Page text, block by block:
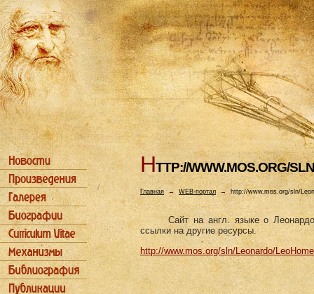
HTTP://WWW.MOS.ORG/
Главная→ WEB-портал → http://www.mos.org/sln/
Сайт на англ. языке о
ссылки на другие ресурсы.
http://www.mos.org/sln/Leonardo/